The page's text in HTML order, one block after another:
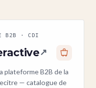
B2B · CDI
↗
plateforme B2B de la
— catalogue de